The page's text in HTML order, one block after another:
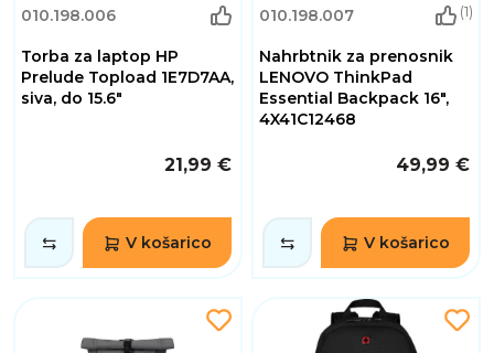
010.198.006
Torba za laptop HP
Prelude Topload 1E7D7AA,
siva, do 15.6"
21,99 €
V košarico
010.198.007 (1)
Nahrbtnik za prenosnik
LENOVO ThinkPad
Essential Backpack 16",
4X41C12468
49,99 €
V košarico